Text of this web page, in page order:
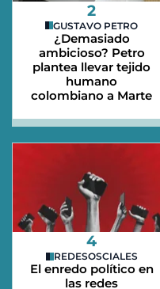
2
GUSTAVO PETRO
¿Demasiado
ambicioso? Petro
plantea llevar tejido
humano
colombiano a Marte
4
REDESOSCIALES
El enredo político en
las redes